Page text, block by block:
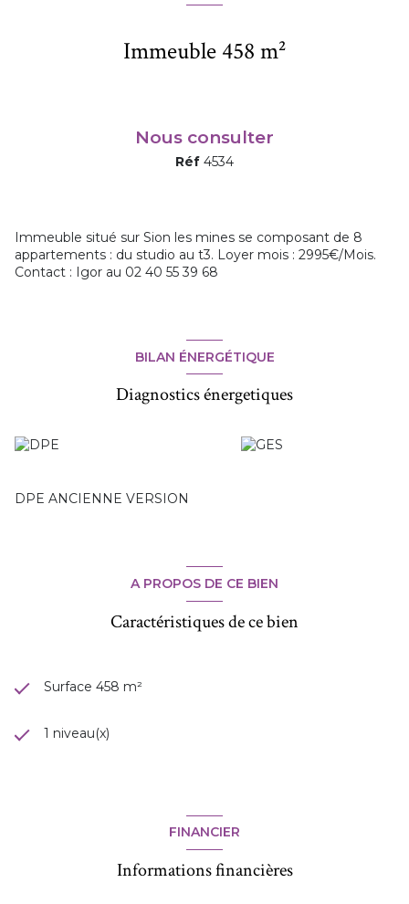
Immeuble 458 m²
Nous consulter
Réf 4534
Immeuble situé sur Sion les mines se composant de 8
appartements : du studio au t3. Loyer mois : 2995€/Mois.
Contact : Igor au 02 40 55 39 68
BILAN ÉNERGÉTIQUE
Diagnostics énergetiques
DPE ANCIENNE VERSION
A PROPOS DE CE BIEN
Caractéristiques de ce bien
Surface 458 m²
1 niveau(x)
FINANCIER
Informations financières